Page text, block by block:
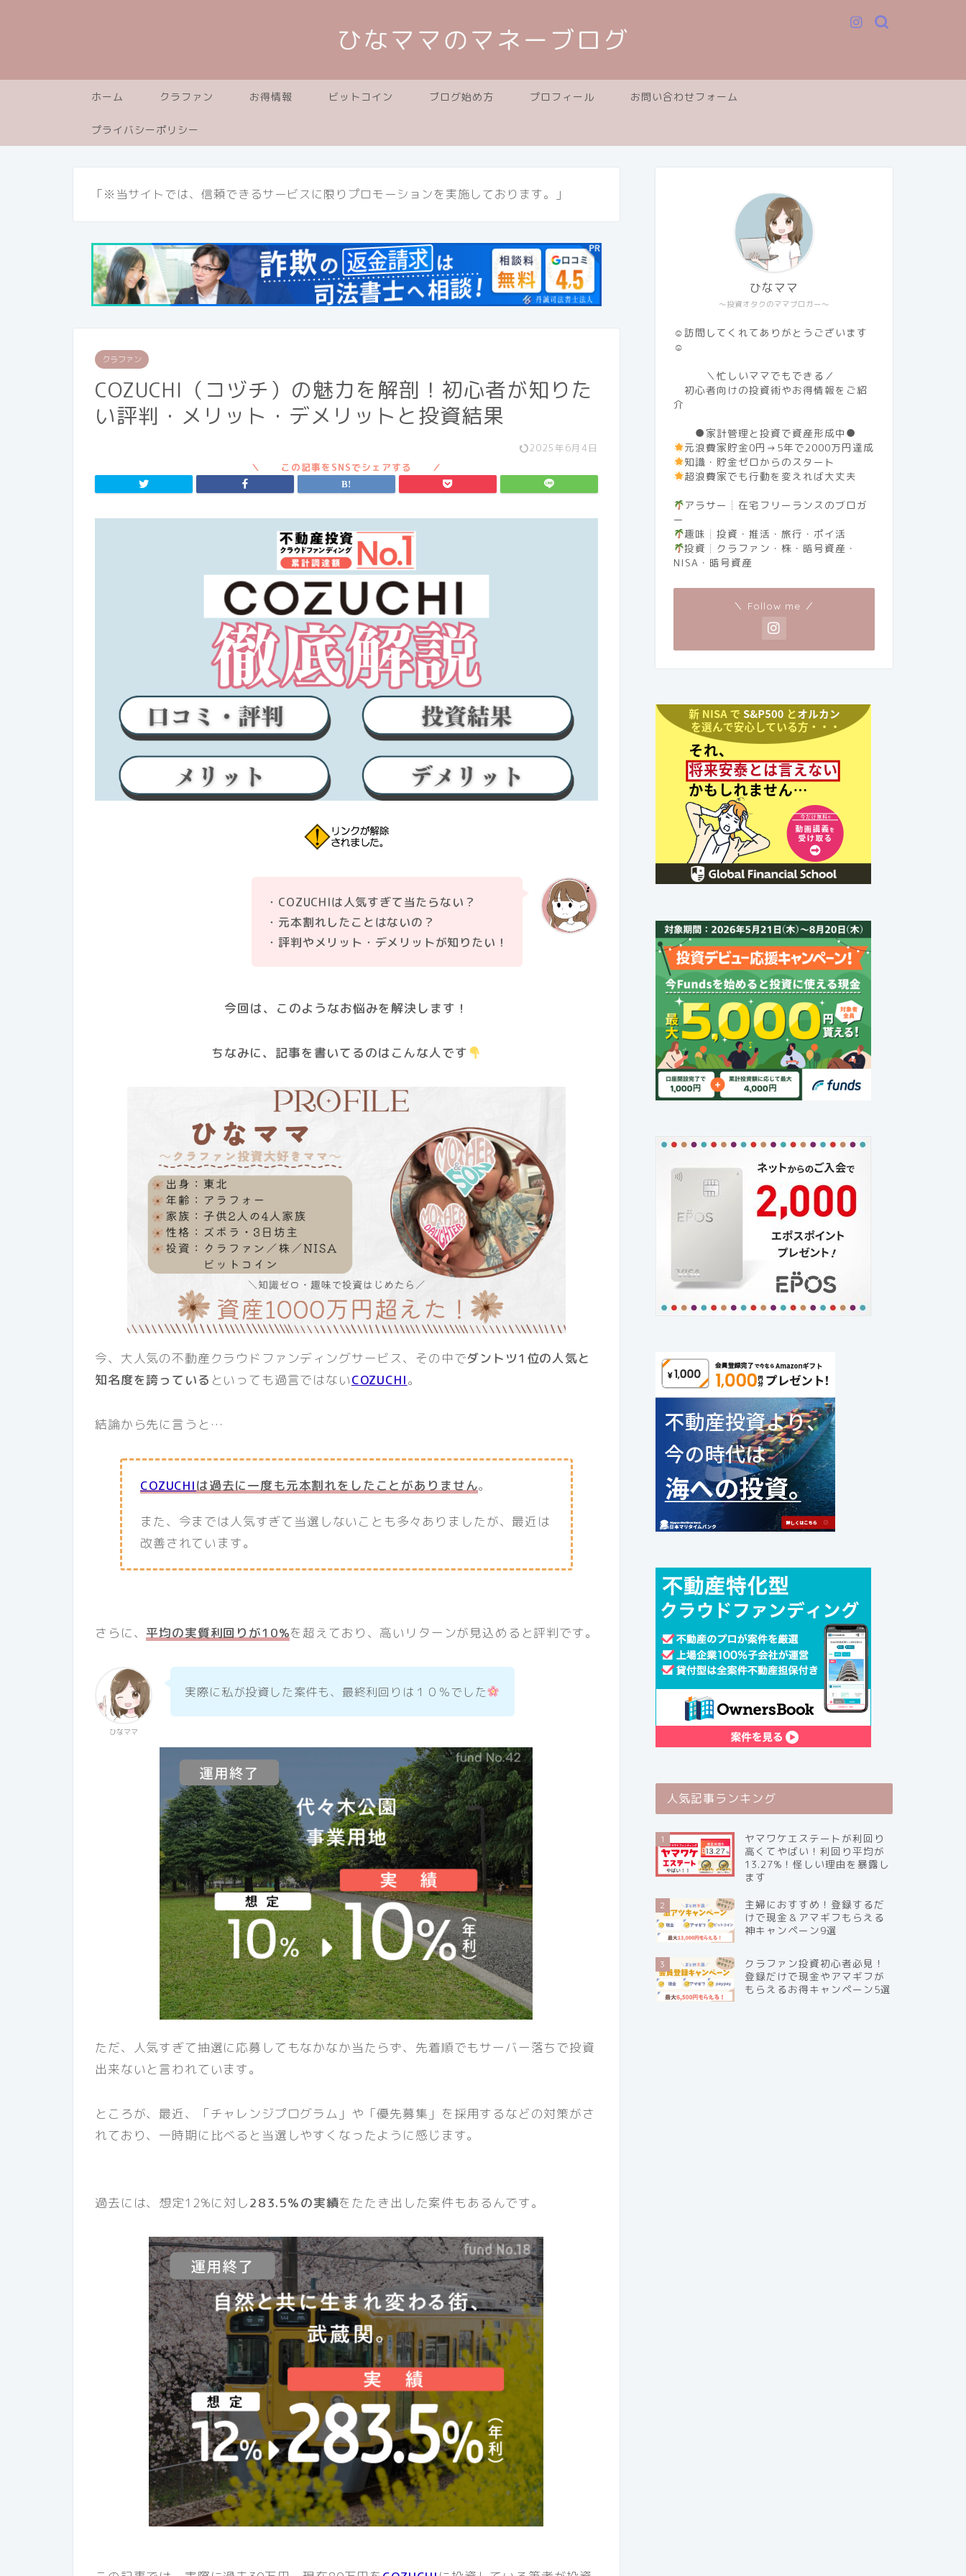
ひなママのマネーブログ
ホーム クラファン お得情報 ビットコイン ブログ始め方 プロフィール お問い合わせフォーム
プライバシーポリシー
「※当サイトでは、信頼できるサービスに限りプロモーションを実施しております。」
クラファン
COZUCHI（コヅチ）の魅力を解剖！初心者が知りた
い評判・メリット・デメリットと投資結果
2025年6月4日
・COZUCHIは人気すぎて当たらない？
・元本割れしたことはないの？
・評判やメリット・デメリットが知りたい！
今回は、このようなお悩みを解決します！
ちなみに、記事を書いてるのはこんな人です
今、大人気の不動産クラウドファンディングサービス、その中でダントツ1位の人気と
知名度を誇っている といっても過言ではないCOZUCHI。
結論から先に言うと…
COZUCHIは過去に一度も元本割れをしたことがありません。
また、今までは人気すぎて当選しないことも多々ありましたが、最近は
改善されています。
さらに、平均の実質利回りが10%を超えており、高いリターンが見込める と評判です。
ひなママ
実際に私が投資した案件も、最終利回りは１０％でした
ただ、人気すぎて抽選に応募してもなかなか当たらず、先着順でもサーバー落ちで投資
出来ないと言われています。
ところが、最近、「チャレンジプログラム」や「優先募集」を採用するなどの対策がさ
れており、一時期に比べると当選しやすくなったように感じます。
過去には、想定12%に対し283.5％の実績をたたき出した案件もあるんです。
～投資オタクのママブロガー～
ひなママ
☺訪問してくれてありがとうございます
☺
＼忙しいママでもできる／
初心者向けの投資術やお得情報をご紹
介
●家計管理と投資で資産形成中●
元浪費家貯金0円→5年で2000万円達成
知識・貯金ゼロからのスタート
超浪費家でも行動を変えれば大丈夫
アラサー┊︎在宅フリーランスのブロガ
ー
趣味┊︎投資・推活・旅行・ポイ活
投資┊︎クラファン・株・暗号資産・
NISA・暗号資産
＼ Follow me ／
人気記事ランキング
1
ヤマワケエステートが利回り
高くてやばい！利回り平均が
13.27%！怪しい理由を暴露し
ます
2
主婦におすすめ！登録するだ
けで現金＆アマギフもらえる
神キャンペーン9選
3
クラファン投資初心者必見！
登録だけで現金やアマギフが
もらえるお得キャンペーン5選